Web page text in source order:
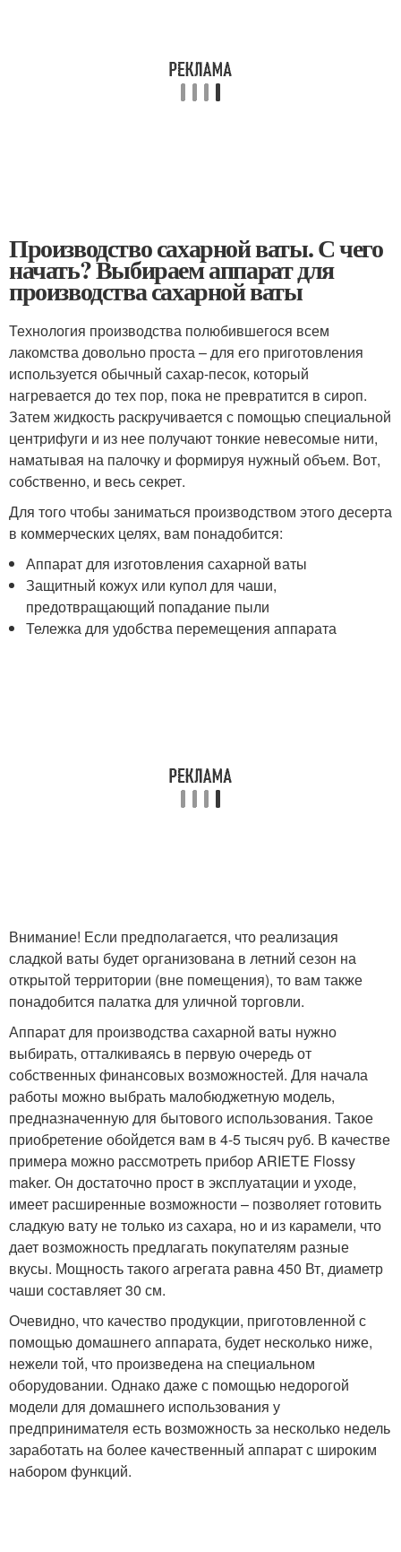
Производство сахарной ваты. С чего
начать? Выбираем аппарат для
производства сахарной ваты
Технология производства полюбившегося всем
лакомства довольно проста – для его приготовления
используется обычный сахар-песок, который
нагревается до тех пор, пока не превратится в сироп.
Затем жидкость раскручивается с помощью специальной
центрифуги и из нее получают тонкие невесомые нити,
наматывая на палочку и формируя нужный объем. Вот,
собственно, и весь секрет.
Для того чтобы заниматься производством этого десерта
в коммерческих целях, вам понадобится:
Аппарат для изготовления сахарной ваты
Защитный кожух или купол для чаши,
предотвращающий попадание пыли
Тележка для удобства перемещения аппарата
Внимание! Если предполагается, что реализация
сладкой ваты будет организована в летний сезон на
открытой территории (вне помещения), то вам также
понадобится палатка для уличной торговли.
Аппарат для производства сахарной ваты нужно
выбирать, отталкиваясь в первую очередь от
собственных финансовых возможностей. Для начала
работы можно выбрать малобюджетную модель,
предназначенную для бытового использования. Такое
приобретение обойдется вам в 4-5 тысяч руб. В качестве
примера можно рассмотреть прибор ARIETE Flossy
maker. Он достаточно прост в эксплуатации и уходе,
имеет расширенные возможности – позволяет готовить
сладкую вату не только из сахара, но и из карамели, что
дает возможность предлагать покупателям разные
вкусы. Мощность такого агрегата равна 450 Вт, диаметр
чаши составляет 30 см.
Очевидно, что качество продукции, приготовленной с
помощью домашнего аппарата, будет несколько ниже,
нежели той, что произведена на специальном
оборудовании. Однако даже с помощью недорогой
модели для домашнего использования у
предпринимателя есть возможность за несколько недель
заработать на более качественный аппарат с широким
набором функций.